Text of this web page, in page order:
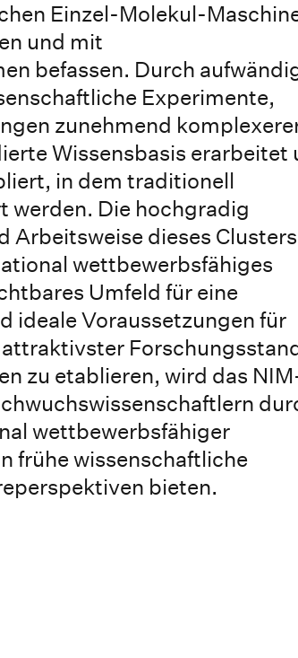
Einzel-Molekul-
und mit
befassen. Durch
Experimente,
zunehmend
Wissensbasis erarbeitet
in dem traditionell
werden. Die hochgradig
Arbeitsweise dieses Clusters
wettbewerbsfähiges
Umfeld für eine
ideale Voraussetzungen für
zu etablieren, wird das
wettbewerbsfähiger
frühe wissenschaftliche
bieten.